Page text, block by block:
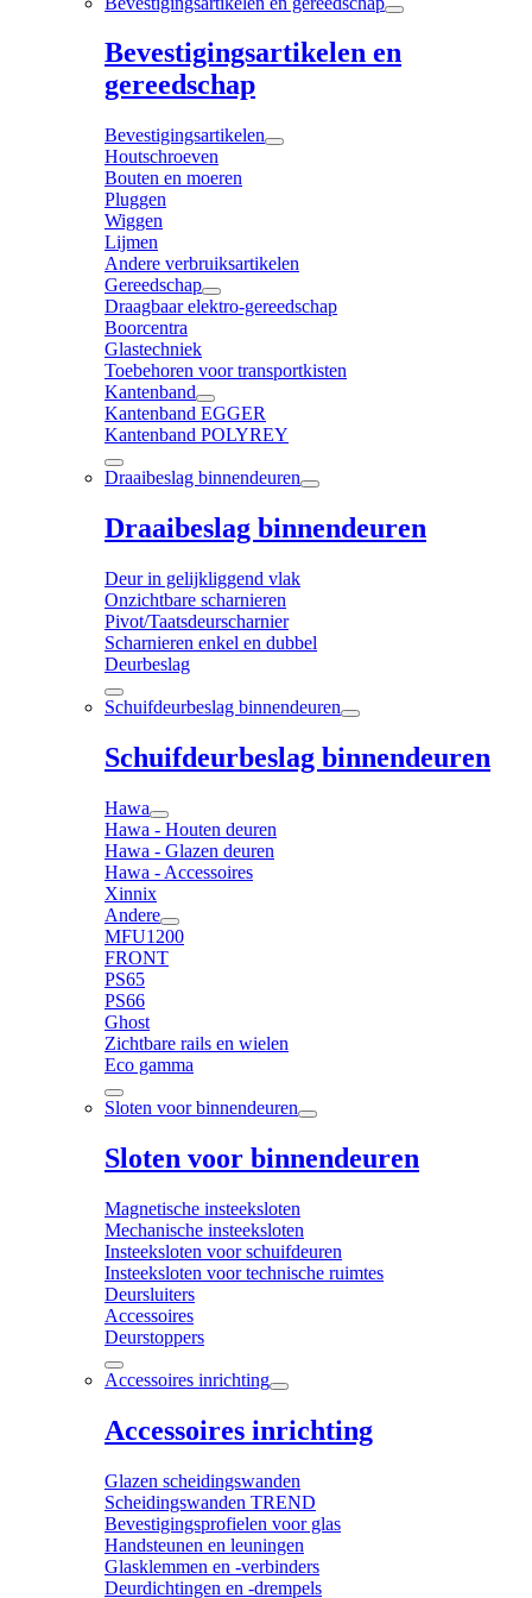
Bevestigingsartikelen en
gereedschap
Bevestigingsartikelen
Houtschroeven
Bouten en moeren
Pluggen
Wiggen
Lijmen
Andere verbruiksartikelen
Gereedschap
Draagbaar elektro-gereedschap
Boorcentra
Glastechniek
Toebehoren voor transportkisten
Kantenband
Kantenband EGGER
Kantenband POLYREY
Draaibeslag binnendeuren
Draaibeslag binnendeuren
Deur in gelijkliggend vlak
Onzichtbare scharnieren
Pivot/Taatsdeurscharnier
Scharnieren enkel en dubbel
Deurbeslag
Schuifdeurbeslag binnendeuren
Schuifdeurbeslag binnendeuren
Hawa
Hawa - Houten deuren
Hawa - Glazen deuren
Hawa - Accessoires
Xinnix
Andere
MFU1200
FRONT
PS65
PS66
Ghost
Zichtbare rails en wielen
Eco gamma
Sloten voor binnendeuren
Sloten voor binnendeuren
Magnetische insteeksloten
Mechanische insteeksloten
Insteeksloten voor schuifdeuren
Insteeksloten voor technische ruimtes
Deursluiters
Accessoires
Deurstoppers
Accessoires inrichting
Accessoires inrichting
Glazen scheidingswanden
Scheidingswanden TREND
Bevestigingsprofielen voor glas
Handsteunen en leuningen
Glasklemmen en -verbinders
Deurdichtingen en -drempels